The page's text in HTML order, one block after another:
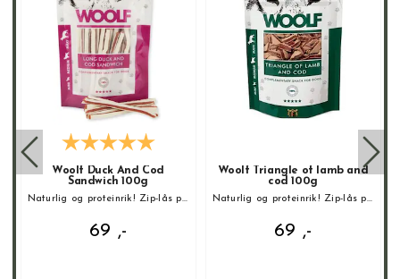
Woolf Duck And Cod
Sandwich 100g
Naturlig og proteinrik! Zip-lås pose
69 ,-
Woolf Triangle of lamb and
cod 100g
Naturlig og proteinrik! Zip-lås pose
69 ,-